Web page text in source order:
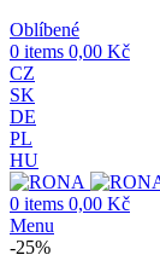
Oblíbené
0 items 0,00 Kč
CZ
SK
DE
PL
HU
0 items 0,00 Kč
Menu
-25%